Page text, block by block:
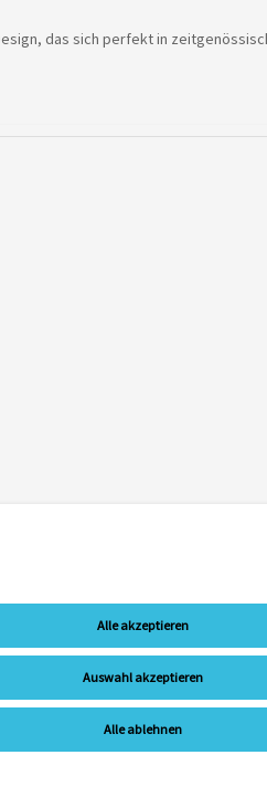
das sich perfekt in
Verbindung
Alle akzeptieren
Auswahl akzeptieren
Alle ablehnen